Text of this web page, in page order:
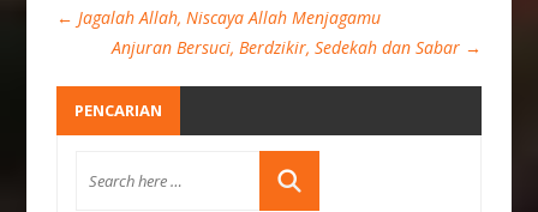
← Jagalah Allah, Niscaya Allah Menjagamu
Anjuran Bersuci, Berdzikir, Sedekah dan Sabar →
PENCARIAN